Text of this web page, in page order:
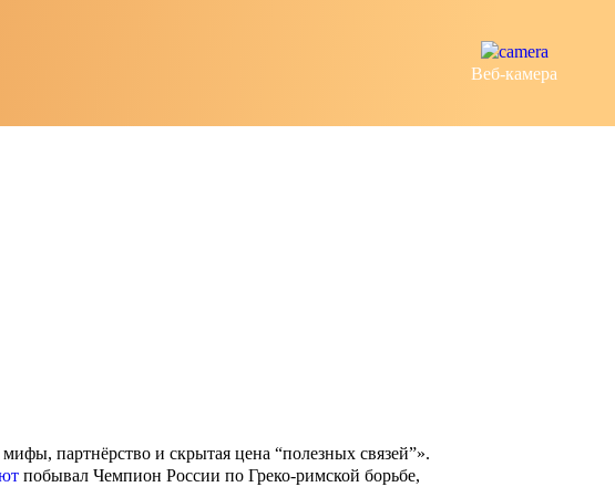
Веб-камера
партнёрство и скрытая цена “полезных связей”».
побывал Чемпион России по Греко-римской борьбе,